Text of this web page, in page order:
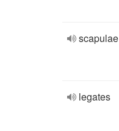
scapulae
legates